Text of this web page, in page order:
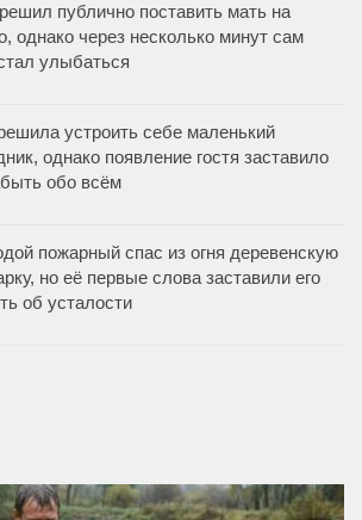
публично поставить мать на
однако через несколько минут сам
улыбаться
устроить себе маленький
однако появление гостя заставило
обо всём
пожарный спас из огня деревенскую
но её первые слова заставили его
об усталости